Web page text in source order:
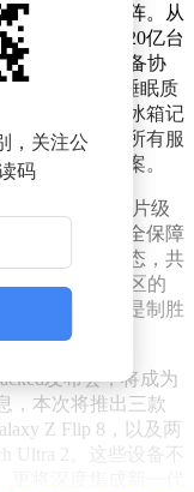
的完整生态矩阵。从
网家电，超过20亿台
联。这种跨设备协
Watch监测的睡眠质
程安排；智能冰箱记
个性化菜谱。所有服
呈现解决方案。
护体系，从芯片级
开放协作与安全保障
够安全接入生态，共
竞争进入深水区的
立用户信任才是制胜
发布会，将成为
，本次将推出三款
Z Flip 8，以及两
Ultra 2。这些设备不
，关注公
码